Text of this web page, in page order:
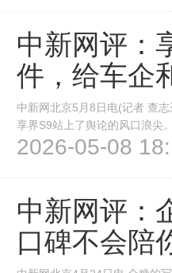
中新网评：
件，给车企
中新网北京5月8日电(记者 查
享界S9站上了舆论的风口浪尖
开始折叠下压，而一名儿童正
2026-05-08
中新网评：
口碑不会陪